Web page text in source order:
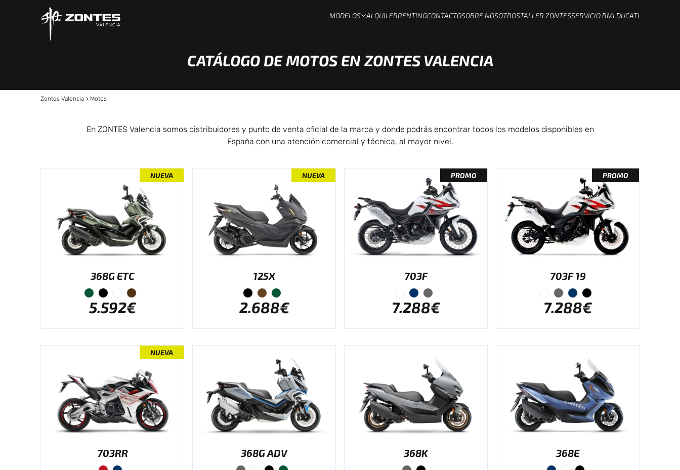
MODELOS ALQUILERRENTINGCONTACTOSOBRE NOSOTROSTALLER ZONTESSERVICIO RMI DUCATI
CATÁLOGO DE MOTOS EN ZONTES VALENCIA
Zontes Valencia > Motos
En ZONTES Valencia somos distribuidores y punto de venta oficial de la marca y donde podrás encontrar todos los modelos disponibles en
España con una atención comercial y técnica, al mayor nivel.
NUEVA
368G ETC
5.592€
NUEVA
125X
2.688€
PROMO
703F
7.288€
PROMO
703F 19
7.288€
NUEVA
703RR 368G ADV 368K 368E